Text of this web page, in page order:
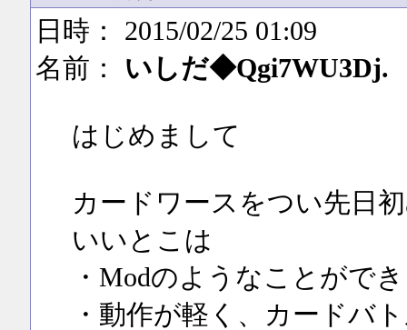
日時： 2015/02/25 01:09
名前： いしだ◆Qgi7WU3Dj.
はじめまして
カードワースをつい先日
いいとこは
・Modのようなことがで
・動作が軽く、カードバ